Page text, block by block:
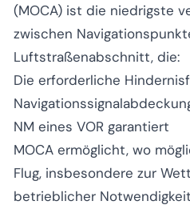
(MOCA) ist die niedrigste
zwischen
Luftstraßenabschnitt, die:
Die erforderliche
NM eines VOR garantiert
MOCA ermöglicht, wo
Flug, insbesondere zur
betrieblicher